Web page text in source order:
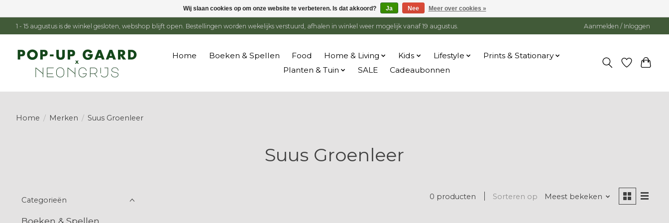
1 - 15 augustus is de winkel gesloten, webshop blijft open. Bestellingen worden wekelijks verstuurd, afhalen in winkel weer mogelijk vanaf 19 augustus. Aanmelden / Inloggen
Home Boeken & Spellen Food Home & Living Kids Lifestyle
Prints & Stationary
Planten & Tuin
SALE Cadeaubonnen
Home / Merken / Suus Groenleer
Suus Groenleer
Categorieën
Boeken & Spellen
0 producten Sorteren op Meest bekeken
Wij slaan cookies op om onze website te verbeteren. Is dat akkoord? Ja Nee Meer over cookies »